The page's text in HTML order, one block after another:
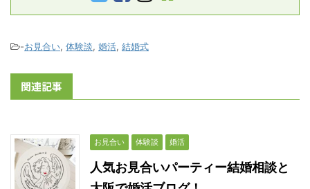
-お見合い, 体験談, 婚活, 結婚式
関連記事
お見合い 体験談 婚活
人気お見合いパーティー結婚相談と